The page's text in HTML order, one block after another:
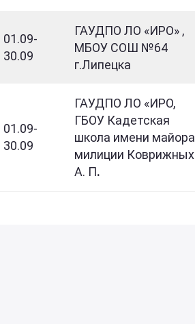
01.09-
30.09
ГАУДПО ЛО «ИРО» ,
МБОУ СОШ №64
г.Липецка
01.09-
30.09
ГАУДПО ЛО «ИРО,
ГБОУ Кадетская
школа имени майора
милиции Коврижных
А. П.